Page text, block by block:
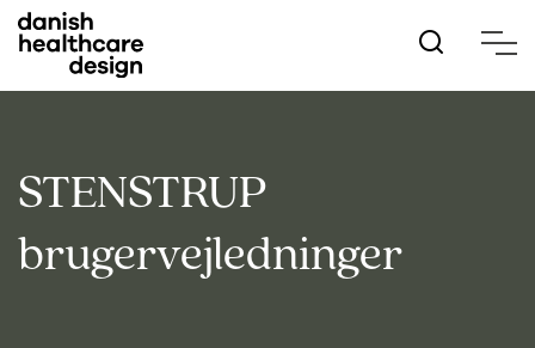
Hop
hovedindhold
STENSTRUP
brugervejledninger